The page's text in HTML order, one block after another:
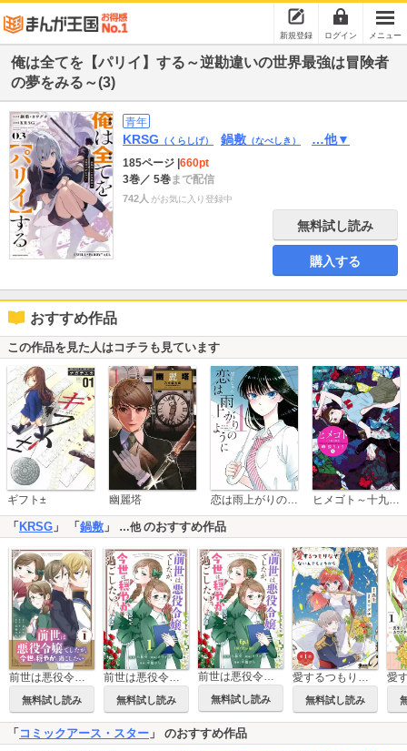
新規登録 ログイン メニュー
俺は全てを【パリイ】する～逆勘違いの世界最強は冒険者
の夢をみる～(3)
青年
KRSG （くらしげ） 鍋敷 （なべしき） …他▼
185ページ 660pt
3巻／ 5巻まで配信
742人 がお気に入り登録中
無料試し読み
購入する
おすすめ作品
この作品を見た人はコチラも見ています
ギフト± 幽麗塔 恋は雨上がりのように ヒメゴト～十九歳の制服～
「 KRSG 」 「 鍋敷 」 …他のおすすめ作品
無料試し読み 無料試し読み
前世は悪役令嬢でしたが、今世は穏やかに過ごしたい【タテ読み】
無料試し読み 無料試し読み
「コミックアース・スター 」 のおすすめ作品